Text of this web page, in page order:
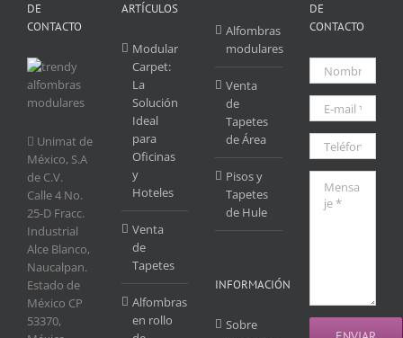
DE
CONTACTO
Unimat de
México, S.A
de C.V.
Calle 4 No.
25-D Fracc.
Industrial
Alce Blanco,
Naucalpan.
Estado de
México CP
53370,
ARTÍCULOS
Modular
Carpet:
La
Solución
Ideal
para
Oficinas
y
Hoteles
Venta
de
Tapetes
Alfombras
en rollo
Alfombras
modulares
Venta
de
Tapetes
de Área
Pisos y
Tapetes
de Hule
INFORMACIÓN
Sobre
DE
CONTACTO